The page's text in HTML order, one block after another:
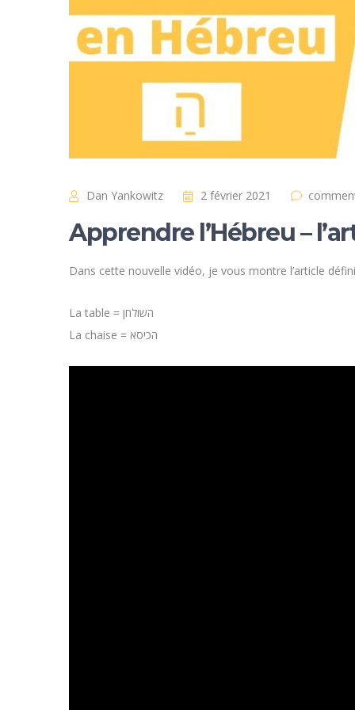
Dan Yankowitz 2 février 2021
Apprendre l’Hébreu –
Dans cette nouvelle vidéo, je vous montre l’article
La table = השולחן
La chaise = הכיסא